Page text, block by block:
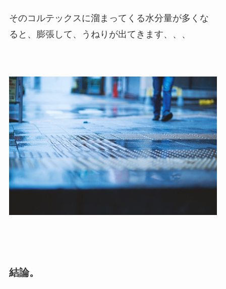
そのコルテックスに溜まってくる水分量が多くな
ると、膨張して、うねりが出てきます、、、
結論。